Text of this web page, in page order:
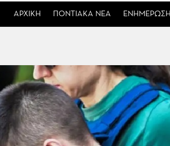
ΑΡΧΙΚΗ ΠΟΝΤΙΑΚΑ ΝΕΑ ΕΝΗΜΕΡΩΣΗ